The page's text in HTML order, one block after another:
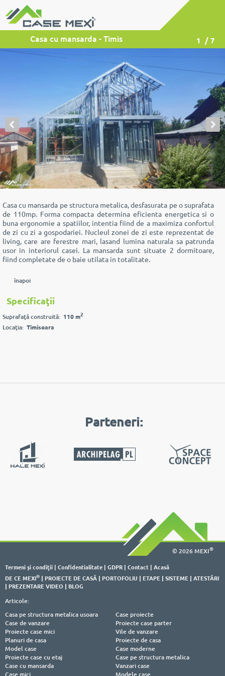
Casa cu mansarda - Timis 1 / 7
Casa cu mansarda pe structura metalica, desfasurata pe o suprafata
de 110mp. Forma compacta determina eficienta energetica si o
buna ergonomie a spatiilor, intentia fiind de a maximiza confortul
de zi cu zi a gospodariei. Nucleul zonei de zi este reprezentat de
living, care are ferestre mari, lasand lumina naturala sa patrunda
usor in interiorul casei. La mansarda sunt situate 2 dormitoare,
fiind completate de o baie utilata in totalitate.
înapoi
Specificaţii
Suprafaţă construită: 110 m2
Locaţia: Timisoara
Parteneri:
© 2026 MEXI®
Termeni şi condiţii | Confidentialitate | GDPR | Contact | Acasă
DE CE MEXI® | PROIECTE DE CASĂ | PORTOFOLIU | ETAPE | SISTEME | ATESTĂRI
| PREZENTARE VIDEO | BLOG
Articole:
Casa pe structura metalica usoara
Case de vanzare
Proiecte case mici
Planuri de casa
Model case
Proiecte case cu etaj
Case cu mansarda
Case mici
Case proiecte
Proiecte case parter
Vile de vanzare
Proiecte de casa
Case moderne
Case pe structura metalica
Vanzari case
Modele case